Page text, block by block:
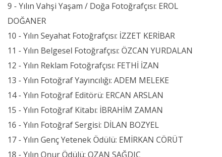
9 - Yılın Vahşi Yaşam / Doğa Fotoğrafçısı: EROL
DOĞANER
10 - Yılın Seyahat Fotoğrafçısı: İZZET KERİBAR
11 - Yılın Belgesel Fotoğrafçısı: ÖZCAN YURDALAN
12 - Yılın Reklam Fotoğrafçısı: FETHİ İZAN
13 - Yılın Fotoğraf Yayıncılığı: ADEM MELEKE
14 - Yılın Fotoğraf Editörü: ERCAN ARSLAN
15 - Yılın Fotoğraf Kitabı: İBRAHİM ZAMAN
16 - Yılın Fotoğraf Sergisi: DİLAN BOZYEL
17 - Yılın Genç Yetenek Ödülü: EMİRKAN CÖRÜT
18 - Yılın Onur Ödülü: OZAN SAĞDIÇ